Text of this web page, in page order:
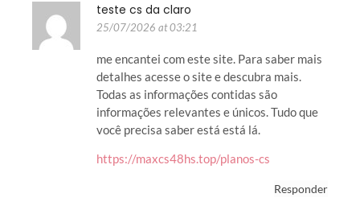
teste cs da claro
25/07/2026 at 03:21
me encantei com este site. Para saber mais
detalhes acesse o site e descubra mais.
Todas as informações contidas são
informações relevantes e únicos. Tudo que
você precisa saber está está lá.
https://maxcs48hs.top/planos-cs
Responder